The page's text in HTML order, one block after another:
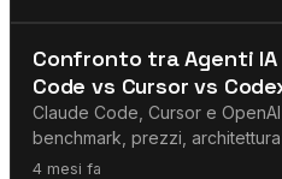
Agenti AI
Confronto tra Agenti IA
Code vs Cursor vs
Claude Code, Cursor e
benchmark, prezzi,
agente IA di codifica si adatta
4 mesi fa